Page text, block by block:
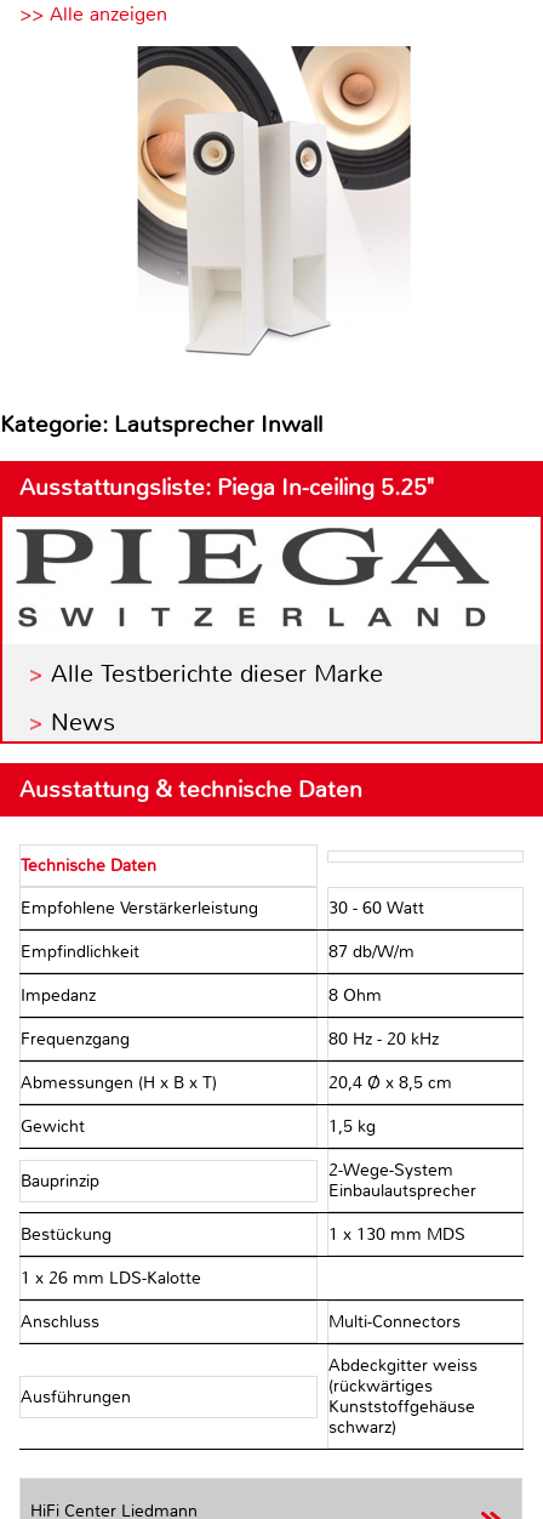
>> Alle anzeigen
Kategorie: Lautsprecher Inwall
Ausstattungsliste: Piega In-ceiling 5.25"
Alle Testberichte dieser Marke
News
Ausstattung & technische Daten
Technische Daten
Empfohlene Verstärkerleistung 30 - 60 Watt
Empfindlichkeit 87 db/W/m
Impedanz 8 Ohm
Frequenzgang 80 Hz - 20 kHz
Abmessungen (H x B x T) 20,4 Ø x 8,5 cm
Gewicht 1,5 kg
Bauprinzip
2-Wege-System
Einbaulautsprecher
Bestückung 1 x 130 mm MDS
1 x 26 mm LDS-Kalotte
Anschluss Multi-Connectors
Ausführungen
Abdeckgitter weiss
(rückwärtiges
Kunststoffgehäuse
schwarz)
HiFi Center Liedmann